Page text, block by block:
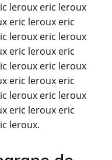
leroux eric leroux
eric leroux eric
leroux eric leroux
eric leroux eric
leroux eric leroux
eric leroux eric
leroux eric leroux
eric leroux eric
leroux.